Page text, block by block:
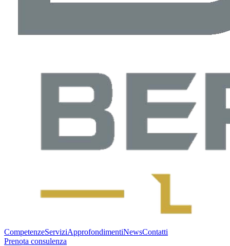
CompetenzeServiziApprofondimentiNewsContatti
Prenota consulenza